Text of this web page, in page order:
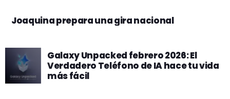
Joaquina prepara una gira nacional
Galaxy Unpacked febrero 2026: El
Verdadero Teléfono de IA hace tu vida
más fácil